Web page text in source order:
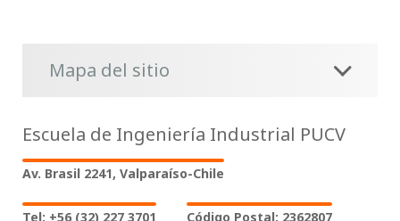
Mapa del sitio
Escuela de Ingeniería Industrial PUCV
Av. Brasil 2241, Valparaíso-Chile
Tel: +56 (32) 227 3701 Código Postal: 2362807